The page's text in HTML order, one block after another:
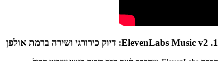
1. ElevenLabs Music v2: דיוק כירורגי ושירה ברמת אולפן